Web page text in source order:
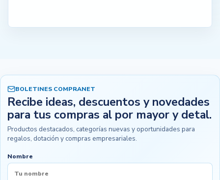
BOLETINES COMPRANET
Recibe ideas, descuentos y novedades
para tus compras al por mayor y detal.
Productos destacados, categorías nuevas y oportunidades para
regalos, dotación y compras empresariales.
Nombre